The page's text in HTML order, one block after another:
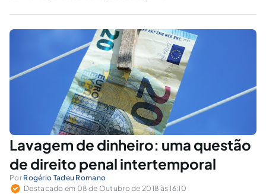
expressamente no §16, do artigo 4º “nenhuma
sentença condenatória será proferida com
fundamento apenas nas declarações de
agente colaborador”. A colaboração
premiada é meio de obtenção...
Lavagem de dinheiro: uma questão
de direito penal intertemporal
Por Rogério Tadeu Romano
Destacado em 08 de Outubro de 2018 às 16:10